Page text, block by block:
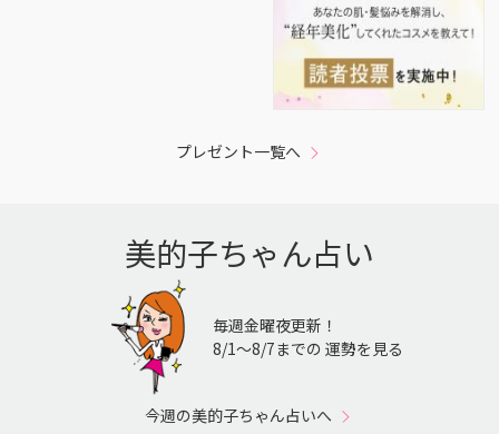
プレゼント一覧へ
美的子ちゃん占い
毎週金曜夜更新！
8/1〜8/7までの 運勢を見る
今週の美的子ちゃん占いへ